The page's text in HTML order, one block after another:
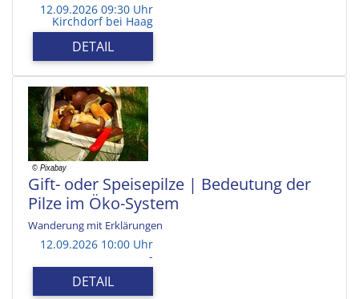
12.09.2026 09:30 Uhr
Kirchdorf bei Haag
DETAIL
Gift- oder Speisepilze | Bedeutung der
Pilze im Öko-System
Wanderung mit Erklärungen
12.09.2026 10:00 Uhr
-
DETAIL